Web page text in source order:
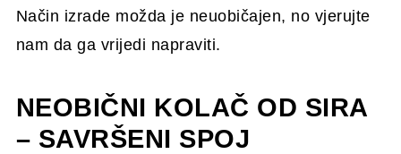
Način izrade možda je neuobičajen, no vjerujte
nam da ga vrijedi napraviti.
NEOBIČNI KOLAČ OD SIRA
– SAVRŠENI SPOJ